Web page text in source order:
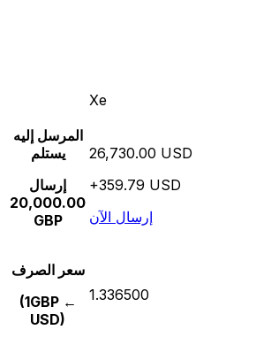
Xe
المرسل إليه
يستلم
إرسال
20,000.00
GBP
26,730.00 USD
+359.79 USD
إرسال الآن
سعر الصرف
(1GBP ←
USD)
1.336500